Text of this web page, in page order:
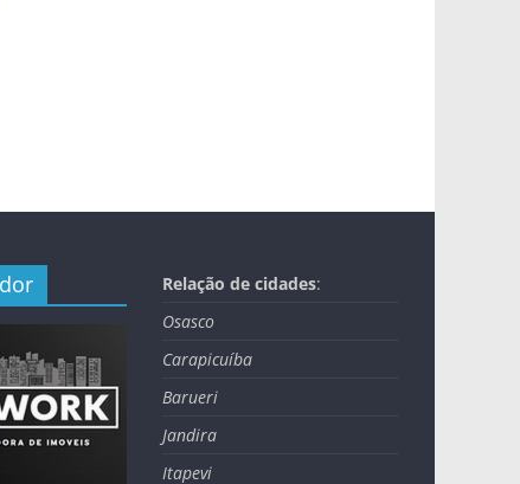
Relação de cidades:
Osasco
Carapicuíba
Barueri
Jandira
Itapevi